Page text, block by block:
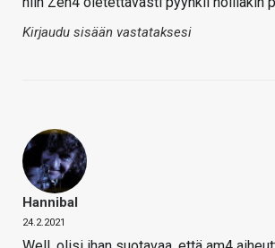
Kirjaudu sisään vastataksesi
Hannibal
24.2.2021